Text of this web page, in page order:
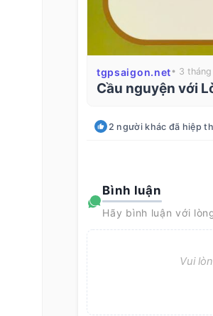
tgpsaigon.net• 3
Cầu nguyện với
2 người khác đã hiệp
Bình luận
Hãy bình luận với
Vui